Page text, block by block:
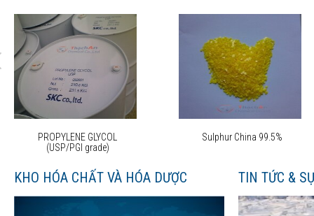
PROPYLENE GLYCOL
(USP/PGI grade)
Sulphur China 99.5%
KHO HÓA CHẤT VÀ HÓA DƯỢC TIN TỨC &